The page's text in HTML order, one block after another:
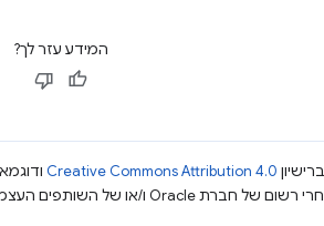
המידע עזר לך?
Creative Commons Attribution 4.0